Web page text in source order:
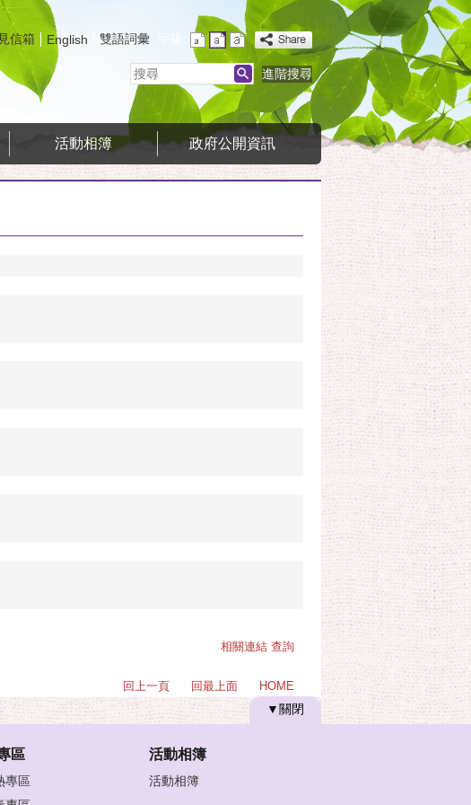
信箱 English 雙語詞彙
搜
尋
進階搜尋
活動相簿 政府公開資訊
相關連結 查詢
回上一頁 回最上面 HOME
▼關閉
區
專區
活動相簿
活動相簿